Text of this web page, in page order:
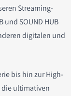
Streaming-
und SOUND HUB
digitalen und
bis hin zur High-
die ultimativen